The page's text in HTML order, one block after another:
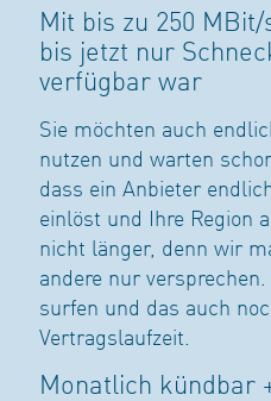
Mit bis zu 250
bis jetzt nur
verfügbar war
Sie möchten auch
nutzen und warten
dass ein Anbieter
einlöst und Ihre Region
nicht länger, denn wir
andere nur
surfen und das auch
Vertragslaufzeit.
Monatlich kündbar